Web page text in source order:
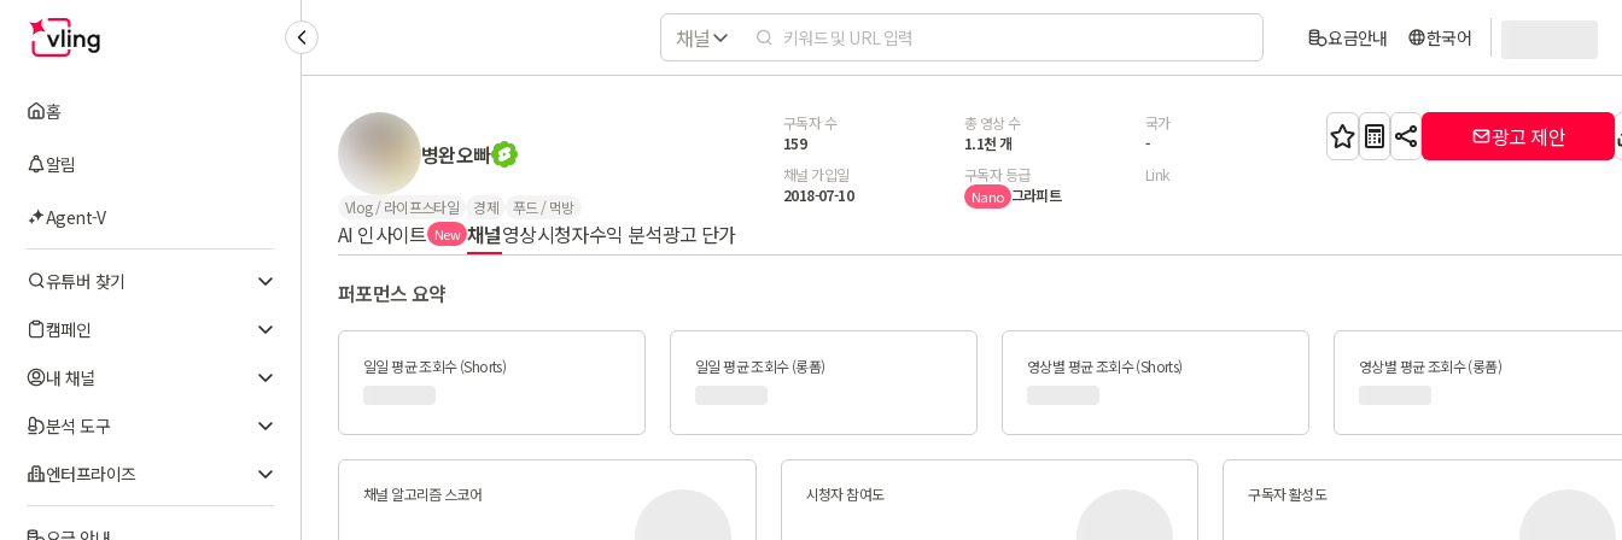
홈
알림
Agent-V
유튜버 찾기
캠페인
내 채널
분석 도구
엔터프라이즈
채널 요금안내 한국어
병완오빠
Vlog / 라이프스타일 경제 푸드 / 먹방
구독자 수
159
총 영상 수
1.1천 개
국가
-
채널 가입일
2018-07-10
구독자 등급
Nano 그라피트
Link
광고 제안
AI 인사이트 New 채널영상시청자수익 분석광고 단가
퍼포먼스 요약
일일 평균 조회수 (Shorts) 일일 평균 조회수 (롱폼) 영상별 평균 조회수 (Shorts) 영상별 평균 조회수 (롱폼)
채널 알고리즘 스코어 시청자 참여도 구독자 활성도